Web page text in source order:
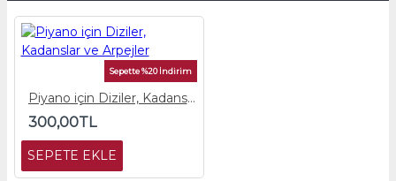
Sepette %20 İndirim
Piyano için Diziler, Kadanslar ve Arpejler
300,00TL
SEPETE EKLE